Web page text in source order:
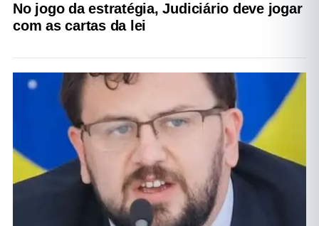
No jogo da estratégia, Judiciário deve jogar
com as cartas da lei